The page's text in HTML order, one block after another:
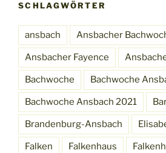
SCHLAGWÖRTER
ansbach Ansbacher
Ansbacher Fayence
Bachwoche Bachwoche
Bachwoche Ansbach 2021
Brandenburg-Ansbach
Falken Falkenhaus